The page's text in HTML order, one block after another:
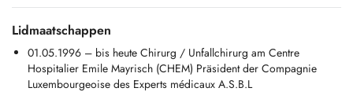
comme expert médical avec objectivité, indépendance et une attention
particulière aux détails.
Enfin, je minvestis personnellement dans la promotion du don de
sang, notamment à travers mon engagement public en tant que
Lidmaatschappen
01.05.1996 – bis heute Chirurg / Unfallchirurg am Centre
Hospitalier Emile Mayrisch (CHEM) Präsident der Compagnie
Luxembourgeoise des Experts médicaux A.S.B.L